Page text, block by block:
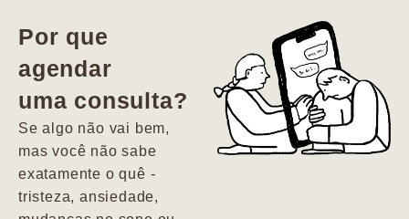
vida. Ela me
encontrou num
estado misto de
depressão e
agitação com
pensamentos
Por que
agendar
uma consulta?
Se algo não vai bem,
mas você não sabe
exatamente o quê -
tristeza, ansiedade,